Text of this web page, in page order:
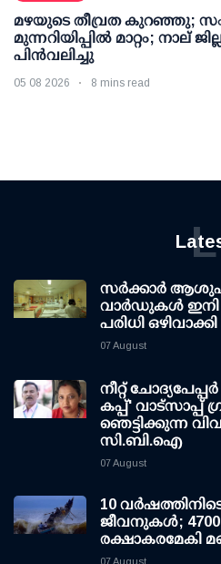
മഴയുടെ തീവ്രത കുറഞ്ഞു;
മുന്നറിയിപ്പിൽ മാറ്റം; നാല്
പിൻവലിച്ചു
05 08 2026 8 mins read
L
സര്‍ക്കാര്‍
വാര്‍ഡുകള്‍ ഇനി
പരിധി
07 August
നീറ്റ്
കപ്പ്' വാട്സാപ്പ്
ഞെട്ടിക്കുന്ന
സി.ബി.ഐ
07 August
10
ജീവനുകള്‍;
രക്ഷാകരമേകി
07 August